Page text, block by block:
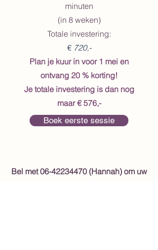
minuten
(in 8 weken)
Totale investering:
€ 720,-
Plan je kuur in voor 1 mei en
ontvang 20 % korting!
Je totale investering is dan nog
maar € 576,-
Boek eerste sessie
Bel met06-42234470(Hannah) om uw